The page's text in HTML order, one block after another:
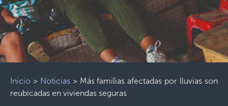
Inicio > Noticias> Más familias afectadas por lluvias son
reubicadas en viviendas seguras